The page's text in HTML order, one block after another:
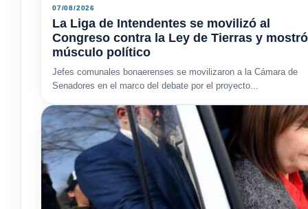
07/08/2026
La Liga de Intendentes se movilizó al
Congreso contra la Ley de Tierras y mostró
músculo político
Jefes comunales bonaerenses se movilizaron a la Cámara de
Senadores en el marco del debate por el proyecto...